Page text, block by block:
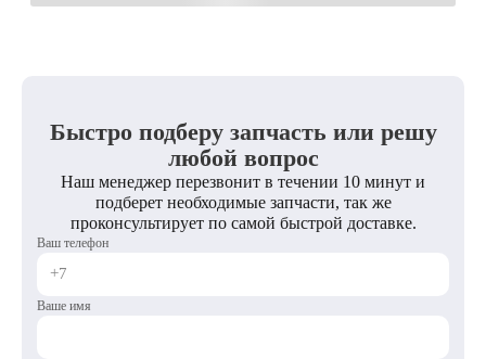
Быстро подберу запчасть или решу
любой вопрос
Наш менеджер перезвонит в течении 10 минут и
подберет необходимые запчасти, так же
проконсультирует по самой быстрой доставке.
Ваш телефон
Ваше имя